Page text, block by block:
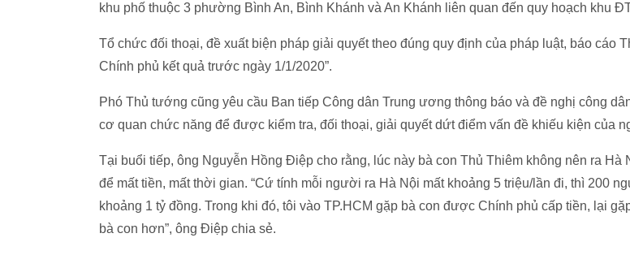
khu phố thuộc 3 phường Bình An, Bình Khánh và An Khánh liên quan đến quy hoạch khu
Tổ chức đối thoại, đề xuất biện pháp giải quyết theo đúng quy định của pháp luật, báo cáo
Chính phủ kết quả trước ngày 1/1/2020”.
Phó Thủ tướng cũng yêu cầu Ban tiếp Công dân Trung ương thông báo và đề nghị công
cơ quan chức năng để được kiểm tra, đối thoại, giải quyết dứt điểm vấn đề khiếu kiện của
Tại buổi tiếp, ông Nguyễn Hồng Điệp cho rằng, lúc này bà con Thủ Thiêm không nên ra Hà
để mất tiền, mất thời gian. “Cứ tính mỗi người ra Hà Nội mất khoảng 5 triệu/lần đi, thì 200
khoảng 1 tỷ đồng. Trong khi đó, tôi vào TP.HCM gặp bà con được Chính phủ cấp tiền, lại
bà con hơn”, ông Điệp chia sẻ.